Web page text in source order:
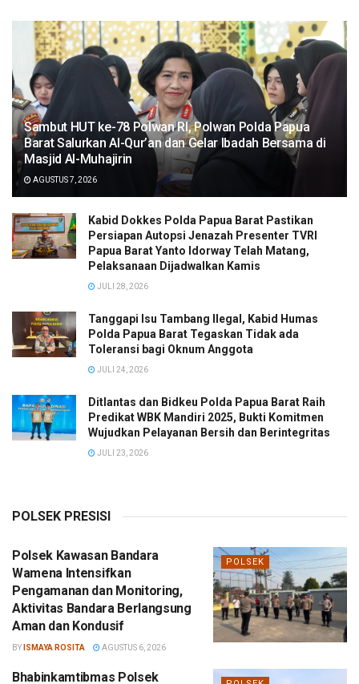
Sambut HUT ke-78 Polwan RI, Polwan Polda Papua
Barat Salurkan Al-Qur’an dan Gelar Ibadah Bersama di
Masjid Al-Muhajirin
AGUSTUS 7, 2026
Kabid Dokkes Polda Papua Barat Pastikan
Persiapan Autopsi Jenazah Presenter TVRI
Papua Barat Yanto Idorway Telah Matang,
Pelaksanaan Dijadwalkan Kamis
JULI 28, 2026
Tanggapi Isu Tambang Ilegal, Kabid Humas
Polda Papua Barat Tegaskan Tidak ada
Toleransi bagi Oknum Anggota
JULI 24, 2026
Ditlantas dan Bidkeu Polda Papua Barat Raih
Predikat WBK Mandiri 2025, Bukti Komitmen
Wujudkan Pelayanan Bersih dan Berintegritas
JULI 23, 2026
POLSEK PRESISI
POLSEK
Polsek Kawasan Bandara
Wamena Intensifkan
Pengamanan dan Monitoring,
Aktivitas Bandara Berlangsung
Aman dan Kondusif
BY ISMAYA ROSITA AGUSTUS 6, 2026
Bhabinkamtibmas Polsek